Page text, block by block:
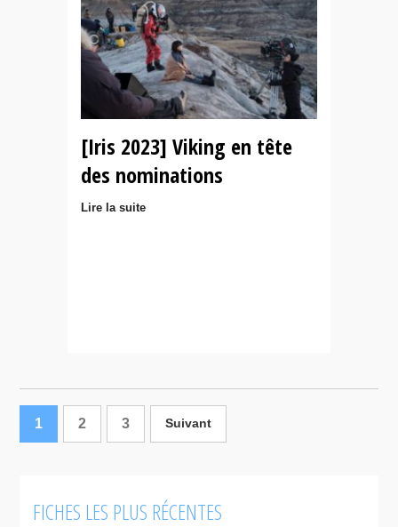
[Iris 2023] Viking en tête
des nominations
Lire la suite
1 2 3 Suivant
FICHES LES PLUS RÉCENTES